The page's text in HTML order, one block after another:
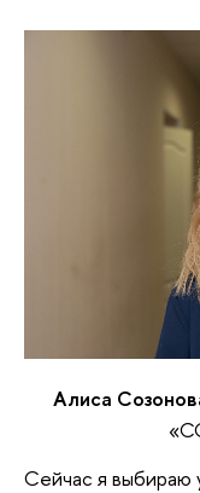
Алиса
Сейчас я выбираю